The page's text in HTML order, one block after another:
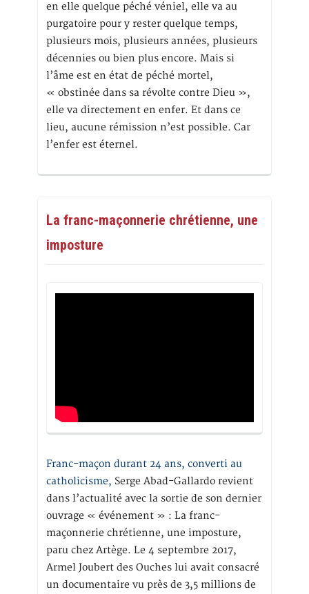
en elle quelque péché véniel, elle va au
purgatoire pour y rester quelque temps,
plusieurs mois, plusieurs années, plusieurs
décennies ou bien plus encore. Mais si
l’âme est en état de péché mortel,
« obstinée dans sa révolte contre Dieu »,
elle va directement en enfer. Et dans ce
lieu, aucune rémission n’est possible. Car
l’enfer est éternel.
La franc-maçonnerie chrétienne, une
imposture
Franc-maçon durant 24 ans, converti au
catholicisme, Serge Abad-Gallardo revient
dans l’actualité avec la sortie de son dernier
ouvrage « événement » : La franc-
maçonnerie chrétienne, une imposture,
paru chez Artège. Le 4 septembre 2017,
Armel Joubert des Ouches lui avait consacré
un documentaire vu près de 3,5 millions de